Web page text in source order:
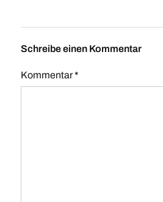
Schreibe einen Kommentar
Kommentar*